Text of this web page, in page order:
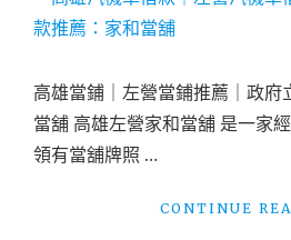
高雄當鋪｜左營當鋪推薦｜政
當舖 高雄左營家和當舖 是一家
領有當舖牌照 …
CONTINUE